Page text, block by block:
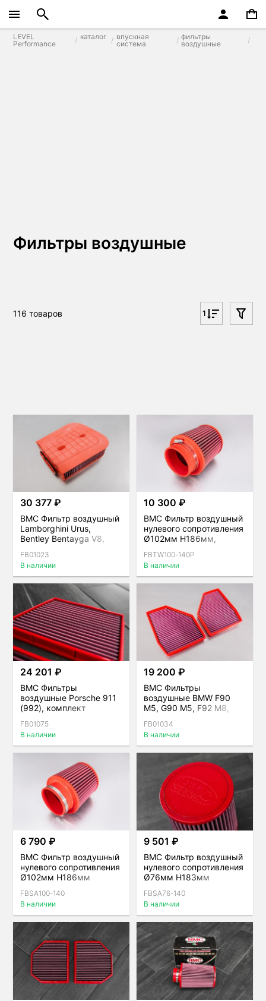
LEVEL
Performance
каталог
впускная
система
фильтры
воздушные
Фильтры воздушные
116 товаров 1
30 377 ₽
BMC Фильтр воздушный
Lamborghini Urus,
Bentley Bentayga V8,
(E3), Audi RS Q8
FB01023
В наличии
10 300 ₽
BMC Фильтр воздушный
нулевого сопротивления
Ø102мм H186мм,
FBTW100-140P
В наличии
24 201 ₽
BMC Фильтры
воздушные Porsche 911
(992), комплект
FB01075
В наличии
19 200 ₽
BMC Фильтры
воздушные BMW F90
M5, G90 M5, F92 M8,
комплект
FB01034
В наличии
6 790 ₽
BMC Фильтр воздушный
нулевого сопротивления
Ø102мм H186мм
FBSA100-140
В наличии
9 501 ₽
BMC Фильтр воздушный
нулевого сопротивления
Ø76мм H183мм
FBSA76-140
В наличии